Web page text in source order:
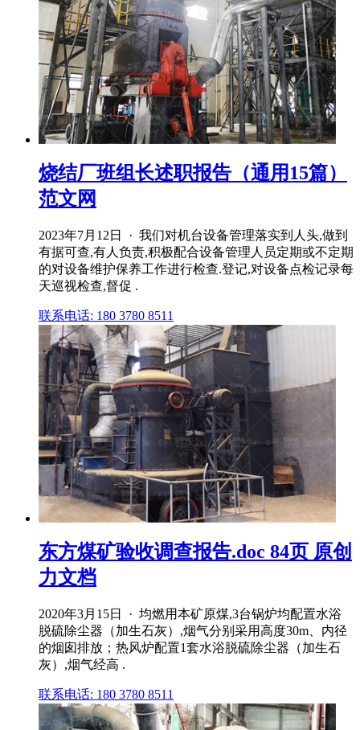
烧结厂班组长述职报告（通用15篇）
范文网
2023年7月12日 · 我们对机台设备管理落实到人头,做到
有据可查,有人负责,积极配合设备管理人员定期或不定期
的对设备维护保养工作进行检查.登记,对设备点检记录每
天巡视检查,督促 .
联系电话: 180 3780 8511
东方煤矿验收调查报告.doc 84页 原创
力文档
2020年3月15日 · 均燃用本矿原煤,3台锅炉均配置水浴
脱硫除尘器（加生石灰）,烟气分别采用高度30m、内径
的烟囱排放；热风炉配置1套水浴脱硫除尘器（加生石
灰）,烟气经高 .
联系电话: 180 3780 8511